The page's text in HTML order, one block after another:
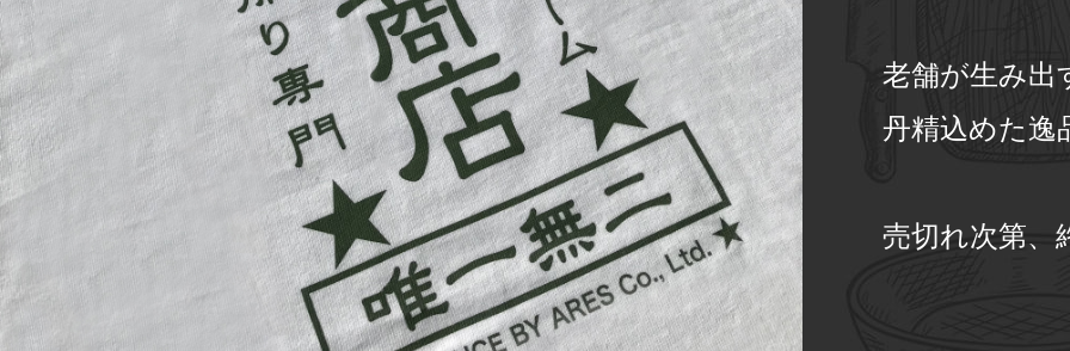
老舗が生み出
丹精込めた逸
売切れ次第、